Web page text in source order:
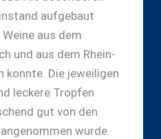
aufgebaut
aus dem
und aus dem Rhein-
konnte. Die jeweiligen
leckere Tropfen
gut von den
wurde.